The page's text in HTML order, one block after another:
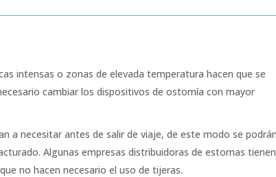
intensas o zonas de elevada temperatura hacen que se
cambiar los dispositivos de ostomía con mayor
a necesitar antes de salir de viaje, de este modo se
Algunas empresas distribuidoras de estomas tienen
no hacen necesario el uso de tijeras.